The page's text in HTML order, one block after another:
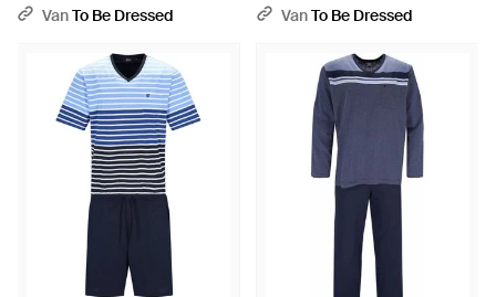
VanTo Be Dressed
VanTo Be Dressed